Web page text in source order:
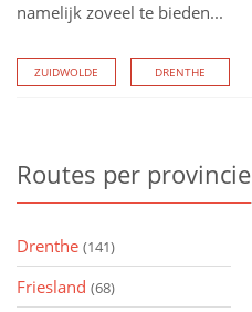
namelijk zoveel te bieden...
ZUIDWOLDE DRENTHE
Routes per provincie
Drenthe (141)
Friesland (68)